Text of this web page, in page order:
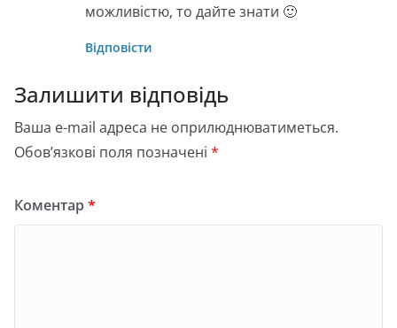
можливістю, то дайте знати 🙂
Відповісти
Залишити відповідь
Ваша e-mail адреса не оприлюднюватиметься.
Обов’язкові поля позначені *
Коментар*